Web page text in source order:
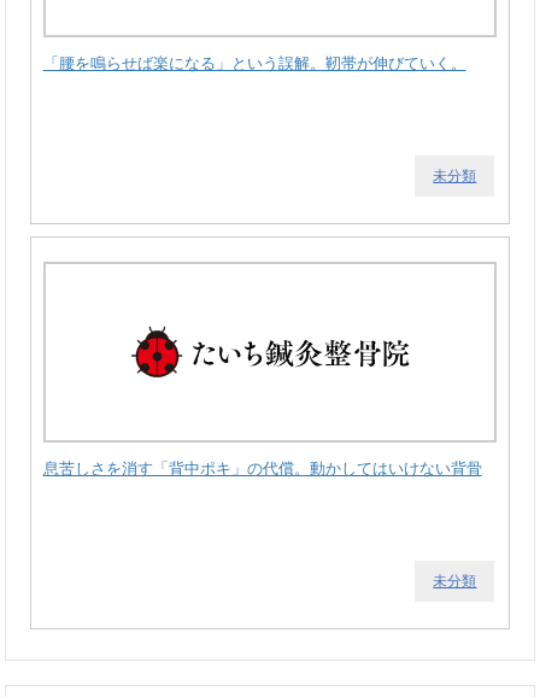
「腰を鳴らせば楽になる」という誤解。靭帯が伸びていく。
未分類
息苦しさを消す「背中ポキ」の代償。動かしてはいけない背骨
未分類